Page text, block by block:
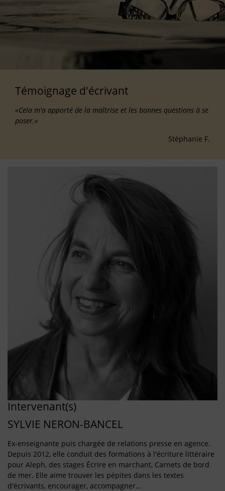
Témoignage d'écrivant
«Cela m'a apporté de la maîtrise et les bonnes questions à se
poser.»
Stéphanie F.
Intervenant(s)
SYLVIE NERON-BANCEL
Ex-enseignante puis chargée de relations presse en agence.
Depuis 2012, elle conduit des formations à l'écriture littéraire
pour Aleph, des stages Écrire en marchant, Carnets de bord
de mer. Elle aime trouver les pépites dans les textes
d'écrivants, encourager, accompagner…